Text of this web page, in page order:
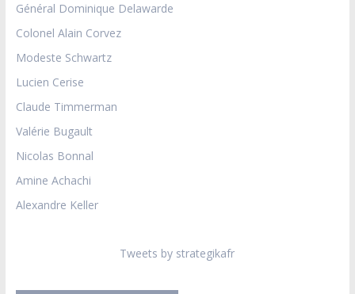
Général Dominique Delawarde
Colonel Alain Corvez
Modeste Schwartz
Lucien Cerise
Claude Timmerman
Valérie Bugault
Nicolas Bonnal
Amine Achachi
Alexandre Keller
Tweets by strategikafr